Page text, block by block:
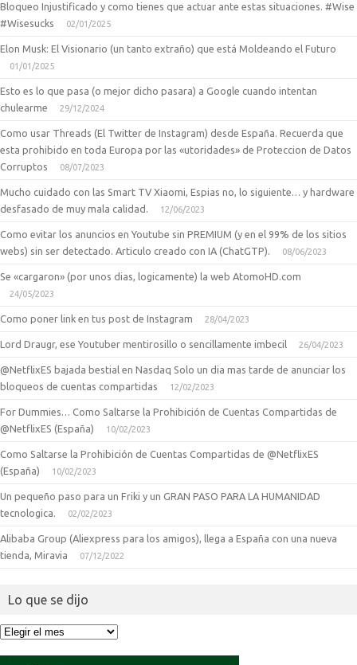
Bloqueo Injustificado y como tienes que actuar ante estas situaciones. #Wise
#Wisesucks
02/01/2025
Elon Musk: El Visionario (un tanto extraño) que está Moldeando el Futuro
01/01/2025
Esto es lo que pasa (o mejor dicho pasara) a Google cuando intentan
chulearme
29/12/2024
Como usar Threads (El Twitter de Instagram) desde España. Recuerda que
esta prohibido en toda Europa por las «utoridades» de Proteccion de Datos
Corruptos
08/07/2023
Mucho cuidado con las Smart TV Xiaomi, Espias no, lo siguiente… y hardware
desfasado de muy mala calidad.
12/06/2023
Como evitar los anuncios en Youtube sin PREMIUM (y en el 99% de los sitios
webs) sin ser detectado. Articulo creado con IA (ChatGTP).
08/06/2023
Se «cargaron» (por unos dias, logicamente) la web AtomoHD.com
24/05/2023
Como poner link en tus post de Instagram 28/04/2023
Lord Draugr, ese Youtuber mentirosillo o sencillamente imbecil 26/04/2023
@NetflixES bajada bestial en Nasdaq Solo un dia mas tarde de anunciar los
bloqueos de cuentas compartidas
12/02/2023
For Dummies… Como Saltarse la Prohibición de Cuentas Compartidas de
@NetflixES (España)
10/02/2023
Como Saltarse la Prohibición de Cuentas Compartidas de @NetflixES
(España)
10/02/2023
Un pequeño paso para un Friki y un GRAN PASO PARA LA HUMANIDAD
tecnologica.
02/02/2023
Alibaba Group (Aliexpress para los amigos), llega a España con una nueva
tienda, Miravia
07/12/2022
Lo que se dijo
Lo